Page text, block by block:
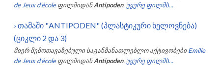
de Jeux d'école ფილმიდან Antipoden. უყურე ფილმს...
› თამაში "ANTIPODEN" (პლასტიკური ხელოვნება)
(ციკლი 2 და 3)
მიერ შემოთავაზებული საგანმანათლებლო აქტივობები Emilie
de Jeux d'école ფილმიდან Antipoden. უყურე ფილმს...